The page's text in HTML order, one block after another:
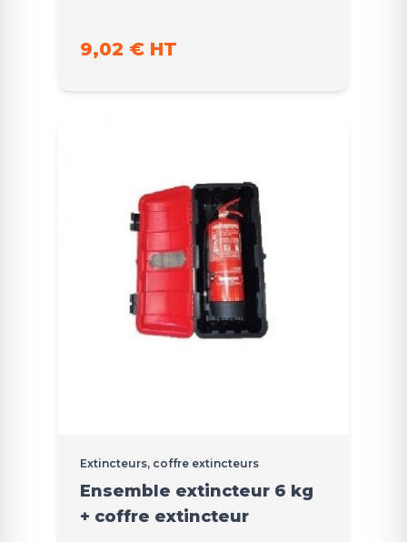
9,02 € HT
Extincteurs, coffre extincteurs
Ensemble extincteur 6 kg
+ coffre extincteur